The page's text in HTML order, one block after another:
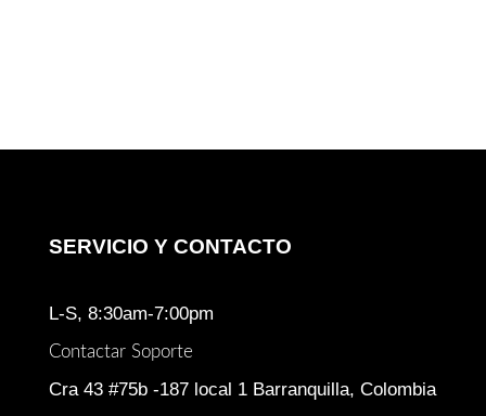
SERVICIO Y CONTACTO
L-S, 8:30am-7:00pm
Contactar Soporte
Cra 43 #75b -187 local 1 Barranquilla, Colombia